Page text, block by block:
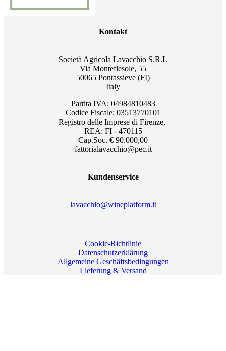
Kontakt
Società Agricola Lavacchio S.R.L
Via Montefiesole, 55
50065 Pontassieve (FI)
Italy
Partita IVA: 04984810483
Codice Fiscale: 03513770101
Registro delle Imprese di Firenze,
REA: FI - 470115
Cap.Soc. € 90.000,00
fattorialavacchio@pec.it
Kundenservice
lavacchio@wineplatform.it
Cookie-Richtlinie
Datenschutzerklärung
Allgemeine Geschäftsbedingungen
Lieferung & Versand